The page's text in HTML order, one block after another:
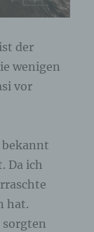
ist der
wenigen
vor
bekannt
Da ich
hat.
sorgten